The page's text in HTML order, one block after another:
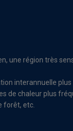
une région très
interannuelle
de chaleur plus
forêt, etc.